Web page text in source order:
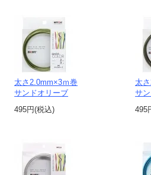
太さ2.0mm×3ｍ巻
サンドオリーブ
495円(税込)
太
サ
495